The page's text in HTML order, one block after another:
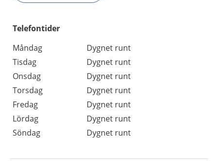
Telefontider
Måndag
Dygnet runt
Tisdag
Dygnet runt
Onsdag
Dygnet runt
Torsdag
Dygnet runt
Fredag
Dygnet runt
Lördag
Dygnet runt
Söndag
Dygnet runt